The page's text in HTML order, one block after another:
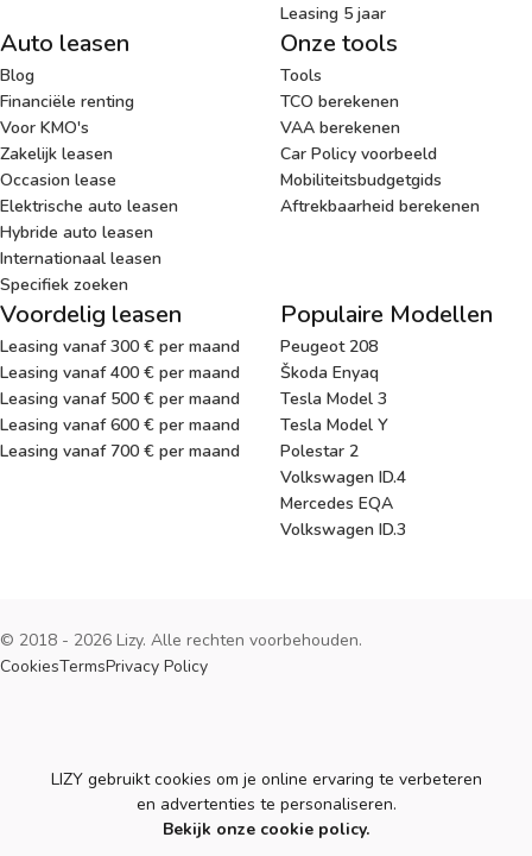
Leasing 5 jaar
Auto leasen
Blog
Financiële renting
Voor KMO's
Zakelijk leasen
Occasion lease
Elektrische auto leasen
Hybride auto leasen
Internationaal leasen
Specifiek zoeken
Onze tools
Tools
TCO berekenen
VAA berekenen
Car Policy voorbeeld
Mobiliteitsbudgetgids
Aftrekbaarheid berekenen
Voordelig leasen
Leasing vanaf 300 € per maand
Leasing vanaf 400 € per maand
Leasing vanaf 500 € per maand
Leasing vanaf 600 € per maand
Leasing vanaf 700 € per maand
Populaire Modellen
Peugeot 208
Škoda Enyaq
Tesla Model 3
Tesla Model Y
Polestar 2
Volkswagen ID.4
Mercedes EQA
Volkswagen ID.3
© 2018 - 2026 Lizy. Alle rechten voorbehouden.
CookiesTermsPrivacy Policy
Cookies
LIZY gebruikt cookies om je online ervaring te verbeteren
en advertenties te personaliseren.
Bekijk onze cookie policy.